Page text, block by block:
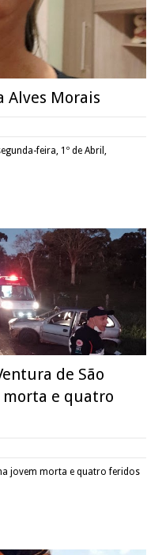
Alves Morais
feira, 1º de Abril,
de São
morta e quatro
jovem morta e quatro feridos